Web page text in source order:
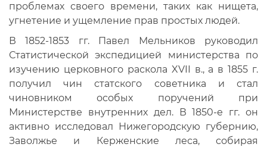
проблемах своего времени, таких как нищета,
угнетение и ущемление прав простых людей.
В 1852-1853 гг. Павел Мельников руководил
Статистической экспедицией министерства по
изучению церковного раскола XVII в., а в 1855 г.
получил чин статского советника и стал
чиновником особых поручений при
Министерстве внутренних дел. В 1850-е гг. он
активно исследовал Нижегородскую губернию,
Заволжье и Керженские леса, собирая